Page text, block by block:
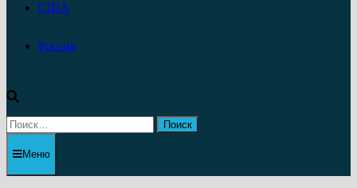
США
Россия
Найти:
Меню